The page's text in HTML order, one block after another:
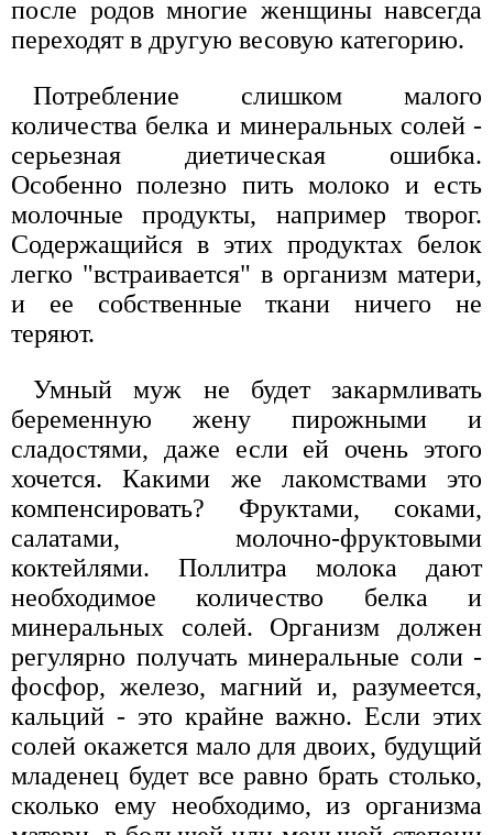
после родов многие женщины навсегда
переходят в другую весовую категорию.
Потребление слишком малого
количества белка и минеральных солей -
серьезная диетическая ошибка.
Особенно полезно пить молоко и есть
молочные продукты, например творог.
Содержащийся в этих продуктах белок
легко "встраивается" в организм матери,
и ее собственные ткани ничего не
теряют.
Умный муж не будет закармливать
беременную жену пирожными и
сладостями, даже если ей очень этого
хочется. Какими же лакомствами это
компенсировать? Фруктами, соками,
салатами, молочно-фруктовыми
коктейлями. Поллитра молока дают
необходимое количество белка и
минеральных солей. Организм должен
регулярно получать минеральные соли -
фосфор, железо, магний и, разумеется,
кальций - это крайне важно. Если этих
солей окажется мало для двоих, будущий
младенец будет все равно брать столько,
сколько ему необходимо, из организма